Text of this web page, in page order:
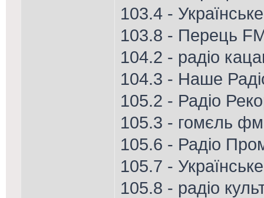
103.4 -
103.8 - Перець
104.2 - радіо
104.3 - Наше
105.2 - Радіо
105.3 - гомєль
105.6 - Радіо
105.7 -
105.8 - радіо